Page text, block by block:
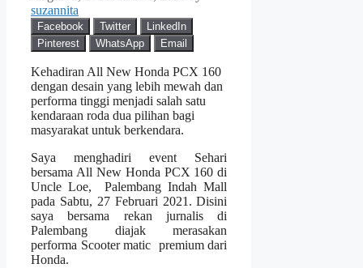
suzannita
Facebook Twitter
LinkedIn
Pinterest
WhatsApp Email
Kehadiran All New Honda PCX 160
dengan desain yang lebih mewah dan
performa tinggi menjadi salah satu
kendaraan roda dua pilihan bagi
masyarakat untuk berkendara.
Saya menghadiri event Sehari
bersama All New Honda PCX 160 di
Uncle Loe, Palembang Indah Mall
pada Sabtu, 27 Februari 2021. Disini
saya bersama rekan jurnalis di
Palembang diajak merasakan
performa Scooter matic premium dari
Honda.